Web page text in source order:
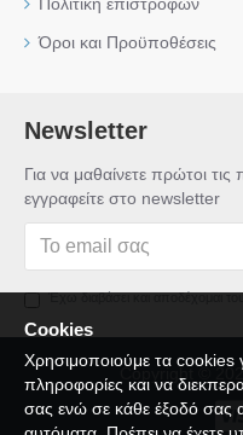
Όροι και Προϋποθέσεις
Newsletter
Για να μαθαίνετε πρώτοι
εγγραφείτε στο newsletter
Έχω διαβάσει και αποδέχομαι
Copyright ©
Cookies
Χρησιμοποιούμε τα cookies
πληροφορίες και να
σας ενώ σε κάθε έξοδό σας